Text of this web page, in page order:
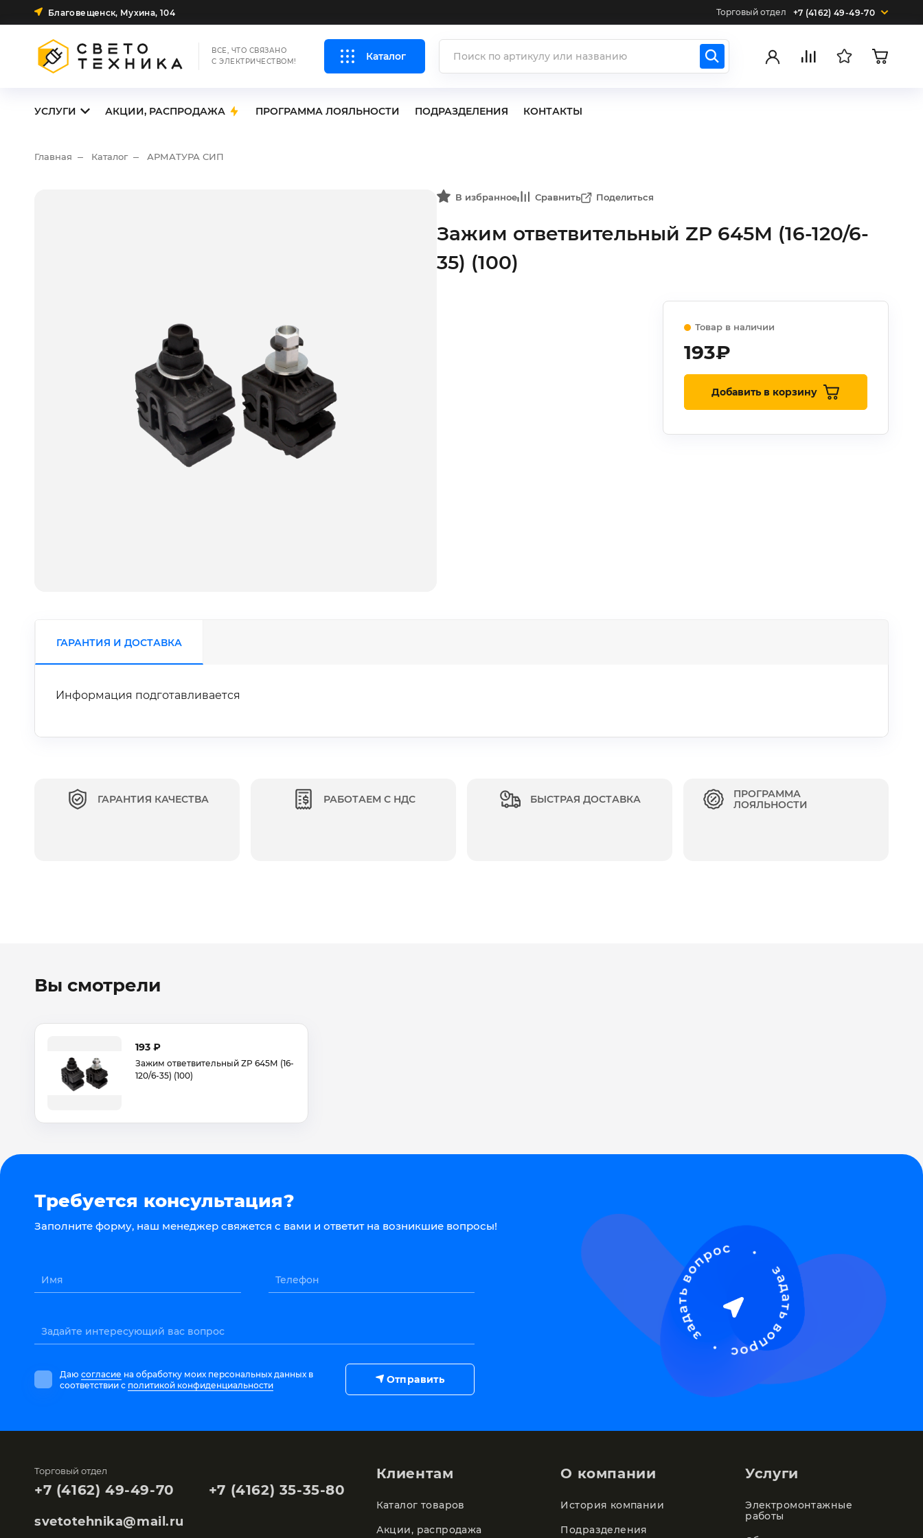
Благовещенск, Мухина, 104 Торговый отдел +7 (4162) 49-49-70
ВСЕ, ЧТО СВЯЗАНО
С ЭЛЕКТРИЧЕСТВОМ!
Каталог
УСЛУГИ АКЦИИ, РАСПРОДАЖА ПРОГРАММА ЛОЯЛЬНОСТИ ПОДРАЗДЕЛЕНИЯ КОНТАКТЫ
Главная Каталог АРМАТУРА СИП
В избранное Сравнить Поделиться
Зажим ответвительный ZP 645М (16-120/6-
35) (100)
Товар в наличии
193₽
Добавить в корзину
ГАРАНТИЯ И ДОСТАВКА
Информация подготавливается
ГАРАНТИЯ КАЧЕСТВА РАБОТАЕМ С НДС БЫСТРАЯ ДОСТАВКА
ПРОГРАММА
ЛОЯЛЬНОСТИ
Вы смотрели
193 ₽
Зажим ответвительный ZP 645М (16-
120/6-35) (100)
Требуется консультация?
Заполните форму, наш менеджер свяжется с вами и ответит на возникшие вопросы!
Имя Телефон
Задайте интересующий вас вопрос
Даю согласие на обработку моих персональных данных в
соответствии с политикой конфиденциальности Отправить
Торговый отдел
+7 (4162) 49-49-70 +7 (4162) 35-35-80
svetotehnika@mail.ru
Клиентам
Каталог товаров
Акции, распродажа
О компании
История компании
Подразделения
Услуги
Электромонтажные
работы